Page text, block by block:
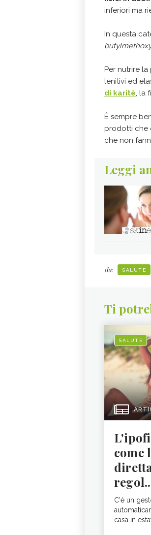
inferiori ma
In questa
Per nutrire la
lenitivi ed
di karitè, la
È sempre
prodotti che
che non
Leggi
da: SALUTE
Ti
SALUTE
come
C'è un
casa in